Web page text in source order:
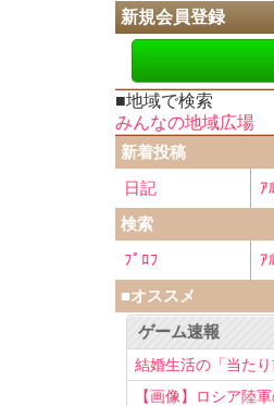
新規会員登録
■地域で検索
みんなの地域広場
新着投稿
日記
ｱ
検索
ﾌﾟﾛﾌ
ｱ
■オススメ
ゲーム速報
結婚生活の「当た
【画像】ロシア陸